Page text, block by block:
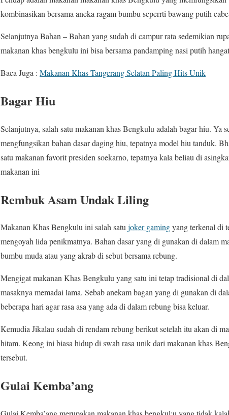
kombinasikan bersama aneka ragam bumbu seperrti bawang putih
Selanjutnya Bahan – Bahan yang sudah di campur rata sedemikian
makanan khas bengkulu ini bisa bersama pandamping nasi putih
Baca Juga : Makanan Khas Tangerang Selatan Paling Hits Unik
Bagar Hiu
Selanjutnya, salah satu makanan khas Bengkulu adalah bagar hiu.
mengfungsikan bahan dasar daging hiu, tepatnya model hiu tanduk.
satu makanan favorit presiden soekarno, tepatnya kala beliau di
makanan ini
Rembuk Asam Undak Liling
Makanan Khas Bengkulu ini salah satujoker gamingyang terkenal di
mengoyah lida penikmatnya. Bahan dasar yang di gunakan di dalam
bumbu muda atau yang akrab di sebut bersama rebung.
Mengigat makanan Khas Bengkulu yang satu ini tetap tradisional di
masaknya memadai lama. Sebab anekam bagan yang di gunakan di
beberapa hari agar rasa asa yang ada di dalam rebung bisa keluar.
Kemudia Jikalau sudah di rendam rebung berikut setelah itu akan di
hitam. Keong ini biasa hidup di swah rasa unik dari makanan khas
tersebut.
Gulai Kemba’ang